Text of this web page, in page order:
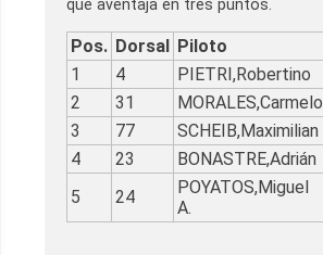
que aventaja en tres puntos.
Pos. Dorsal Piloto
1
4 PIETRI,Robertino
2
31 MORALES,Carmelo
3
77 SCHEIB,Maximilian
4
23 BONASTRE,Adrián
5
24
POYATOS,Miguel
A.